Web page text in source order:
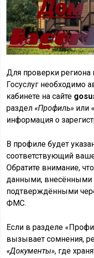
Для проверки региона
Госуслуг необходимо
кабинете на сайте
раздел«Профиль» или
информация о
В профиле будет
соответствующий
Обратите внимание,
данными, внесёнными
подтверждёнными
ФМС.
Если в разделе
вызывает сомнения,
«Документы», где